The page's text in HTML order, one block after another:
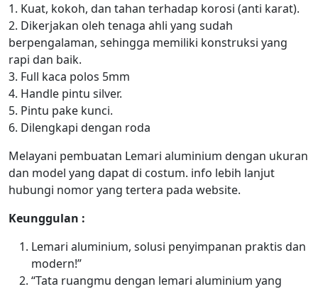
1. Kuat, kokoh, dan tahan terhadap korosi (anti karat).
2. Dikerjakan oleh tenaga ahli yang sudah
berpengalaman, sehingga memiliki konstruksi yang
rapi dan baik.
3. Full kaca polos 5mm
4. Handle pintu silver.
5. Pintu pake kunci.
6. Dilengkapi dengan roda
Melayani pembuatan Lemari aluminium dengan ukuran
dan model yang dapat di costum. info lebih lanjut
hubungi nomor yang tertera pada website.
Keunggulan :
Lemari aluminium, solusi penyimpanan praktis dan
modern!”
“Tata ruangmu dengan lemari aluminium yang